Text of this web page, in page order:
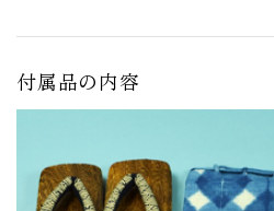
付属品の内容